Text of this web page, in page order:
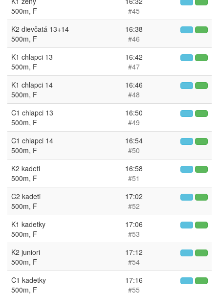
500m, F
#45
K2 dievčatá 13+14
500m, F
16:38
#46
K1 chlapci 13
500m, F
16:42
#47
K1 chlapci 14
500m, F
16:46
#48
C1 chlapci 13
500m, F
16:50
#49
C1 chlapci 14
500m, F
16:54
#50
K2 kadeti
500m, F
16:58
#51
C2 kadeti
500m, F
17:02
#52
K1 kadetky
500m, F
17:06
#53
K2 juniori
500m, F
17:12
#54
C1 kadetky
500m, F
17:16
#55